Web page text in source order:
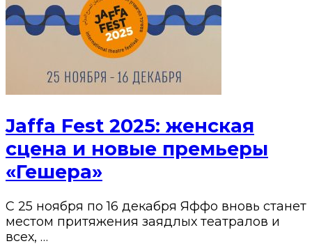
Jaffa Fest 2025: женская
сцена и новые премьеры
«Гешера»
С 25 ноября по 16 декабря Яффо вновь станет
местом притяжения заядлых театралов и
всех, …